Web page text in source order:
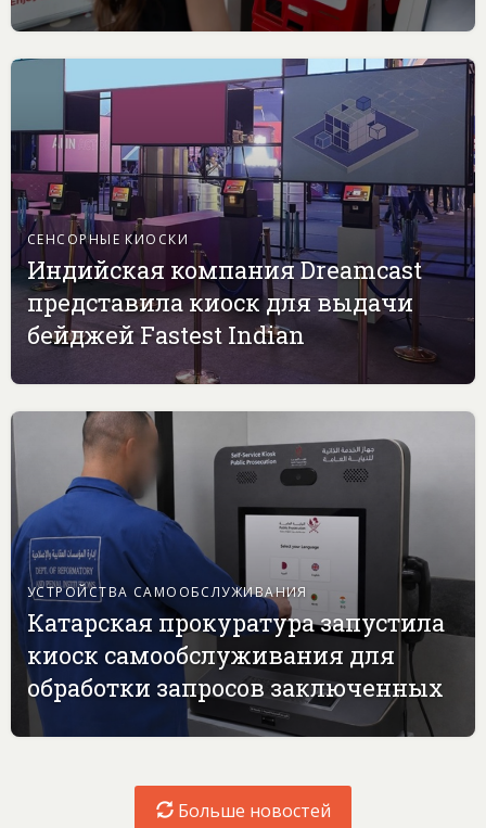
СЕНСОРНЫЕ КИОСКИ
Индийская компания Dreamcast
представила киоск для выдачи
бейджей Fastest Indian
УСТРОЙСТВА САМООБСЛУЖИВАНИЯ
Катарская прокуратура запустила
киоск самообслуживания для
обработки запросов заключенных
Больше новостей